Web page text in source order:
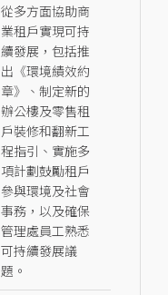
從多方面協助商
業租戶實現可持
續發展，包括推
出《環境績效約
章》、制定新的
辦公樓及零售租
戶裝修和翻新工
程指引、實施多
項計劃鼓勵租戶
參與環境及社會
事務，以及確保
管理處員工熟悉
可持續發展議
題。